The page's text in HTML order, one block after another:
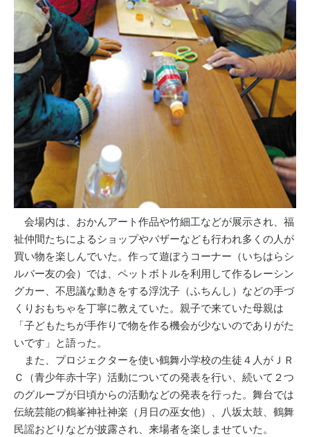
会場内は、おかんアート作品や竹細工などが展示され、福
祉仲間たちによるショップやバザーなども行われ多くの人が
買い物を楽しんでいた。作って遊ぼうコーナー（いちはらシ
ルバー友の会）では、ペットボトルを利用して作るレーシン
グカー、不思議な動きをする浮沈子（ふちんし）などの手づ
くりおもちゃを丁寧に教えていた。親子で来ていた母親は
「子どもたちが手作りで物を作る機会が少ないのでありがた
いです」と語った。
また、プロジェクターを使い鶴舞小学校の生徒４人がＪＲ
Ｃ（青少年赤十字）活動についての発表を行い、続いて２つ
のグループが日頃からの活動などの発表を行った。舞台では
伝統芸能の鶴峯神社神楽（月日の巫女他）、八坂太鼓、鶴舞
民謡おどりなどが披露され、来場者を楽しませていた。